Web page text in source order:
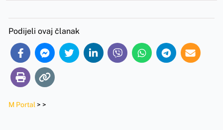
Podijeli ovaj članak
M Portal > >